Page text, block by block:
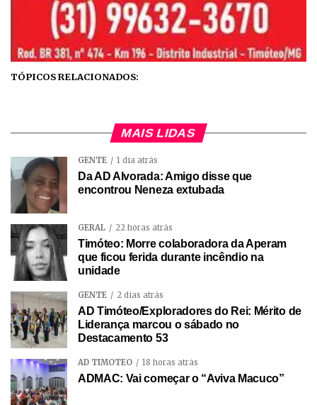
TÓPICOS RELACIONADOS:
MAIS LIDAS
GENTE 1 dia atrás
Da AD Alvorada: Amigo disse que
encontrou Neneza extubada
GERAL 22 horas atrás
Timóteo: Morre colaboradora da Aperam
que ficou ferida durante incêndio na
unidade
GENTE 2 dias atrás
AD Timóteo/Exploradores do Rei: Mérito de
Liderança marcou o sábado no
Destacamento 53
AD TIMÓTEO 18 horas atrás
ADMAC: Vai começar o “Aviva Macuco”